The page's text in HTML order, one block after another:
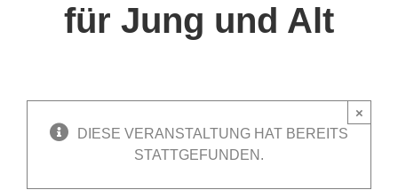
für Jung und Alt
DIESE VERANSTALTUNG HAT BEREITS
STATTGEFUNDEN.
×